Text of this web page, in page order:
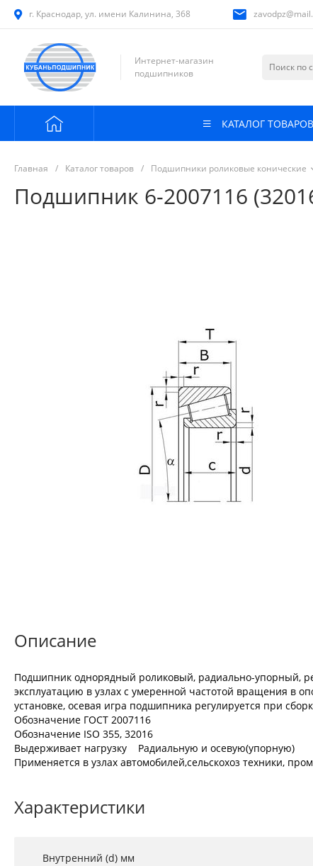
г. Краснодар, ул. имени Калинина, 368
Интернет-магазин
подшипников
КАТАЛОГ ТОВАРОВ
Главная / Каталог товаров / Подшипники роликовые конические
Подшипник 6-2007116
Описание
Подшипник однорядный роликовый, радиально-упорный,
эксплуатацию в узлах с умеренной частотой вращения в
установке, осевая игра подшипника регулируется при
Обозначение ГОСТ 2007116
Обозначение ISO 355, 32016
Выдерживает нагрузку Радиальную и осевую(упорную)
Применяется в узлах автомобилей,сельскохоз техники,
Характеристики
Внутренний (d) мм